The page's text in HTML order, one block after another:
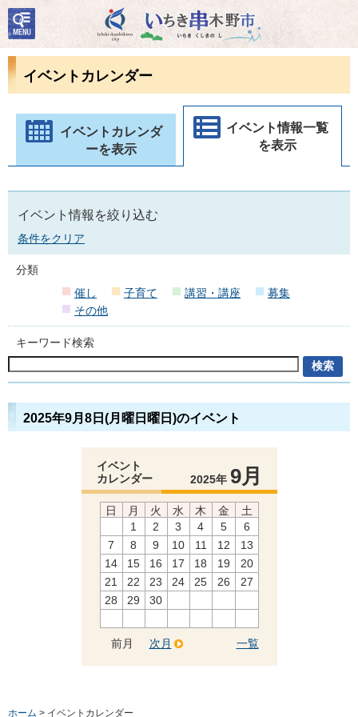
いちき串木野市
検
索・
共通
ューイベントカレンダー
イベントカレンダ
ーを表示
イベント情報一覧
を表示
イベント情報を絞り込む
条件をクリア
分類
催し
子育て 講習・講座
募集
その他
キーワード検索
2025年9月8日(月曜日曜日)のイベント
イベント
カレンダー
2025年 9月
日 月 火 水 木 金
土
1
2 3 4 5
6
7
8 9 10 11 12
13
14
15 16 17 18 19
20
21
22 23 24 25 26
27
28
29 30
前月 一覧
次月
ホーム > イベントカレンダー